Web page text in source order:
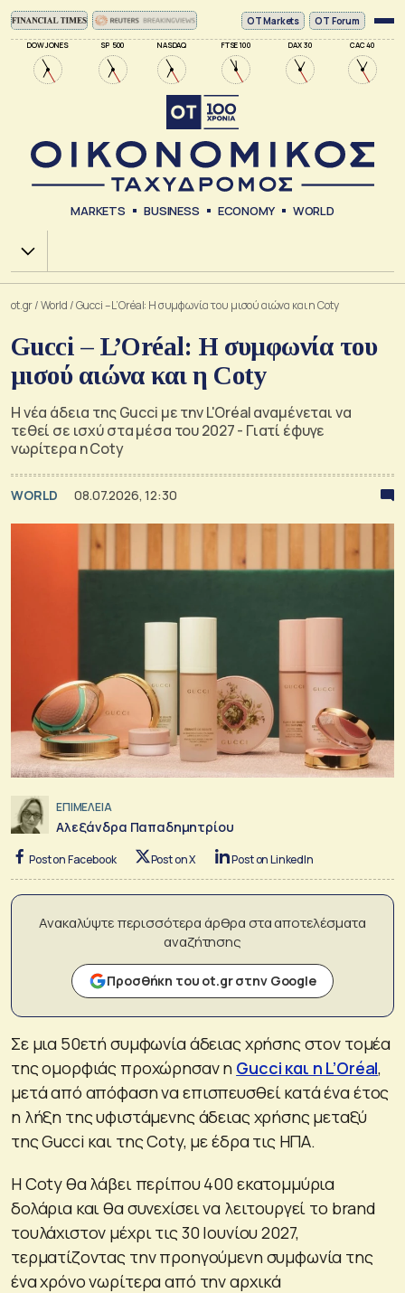
DOW JONES SP 500 NASDAQ FTSE 100 DAX 30 CAC 40
ΟΤ Markets OT Forum
MARKETS BUSINESS ECONOMY WORLD
Χ.Α.
ot.gr/World /Gucci – L’Oréal: Η συμφωνία του μισού αιώνα και η Coty
Gucci – L’Oréal: Η συμφωνία του
μισού αιώνα και η Coty
Η νέα άδεια της Gucci με την L'Oréal αναμένεται να
τεθεί σε ισχύ στα μέσα του 2027 - Γιατί έφυγε
νωρίτερα η Coty
WORLD 08.07.2026, 12:30
ΕΠΙΜΕΛΕΙΑ
Αλεξάνδρα Παπαδημητρίου
Post on Facebook Post on X Post on LinkedIn
Ανακαλύψτε περισσότερα άρθρα στα αποτελέσματα
αναζήτησης
Προσθήκη του ot.gr στην Google
Σε μια 50ετή συμφωνία άδειας χρήσης στον τομέα
της ομορφιάς προχώρησαν η Gucci και η L’Oréal,
μετά από απόφαση να επισπευσθεί κατά ένα έτος
η λήξη της υφιστάμενης άδειας χρήσης μεταξύ
της Gucci και της Coty, με έδρα τις ΗΠΑ.
Η Coty θα λάβει περίπου 400 εκατομμύρια
δολάρια και θα συνεχίσει να λειτουργεί το brand
τουλάχιστον μέχρι τις 30 Ιουνίου 2027,
τερματίζοντας την προηγούμενη συμφωνία της
ένα χρόνο νωρίτερα από την αρχικά